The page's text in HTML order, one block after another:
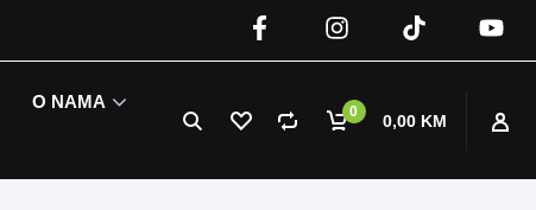
0 0,00 KM
O NAMA